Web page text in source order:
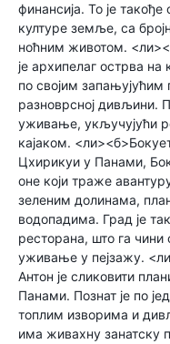
финансија. То је
културе земље, са
ноћним животом.
је архипелаг острва на
по својим
разноврсној дивљини.
уживање, укључујући
кајаком.
Цхирикуи у Панами,
оне који траже
зеленим долинама,
водопадима. Град је
ресторана, што га
уживање у пејзажу.
Антон је сликовити
Панами. Познат је по
топлим изворима и
има живахну занатску